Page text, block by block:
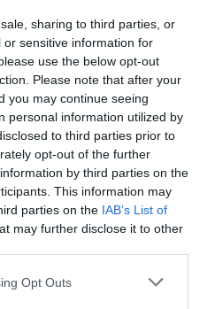
sharing to third parties, or
sensitive information for
use the below opt-out
Please note that after your
you may continue seeing
personal information utilized by
to third parties prior to
opt-out of the further
by third parties on the
This information may
parties on the IAB’s List of
may further disclose it to other
Opt Outs